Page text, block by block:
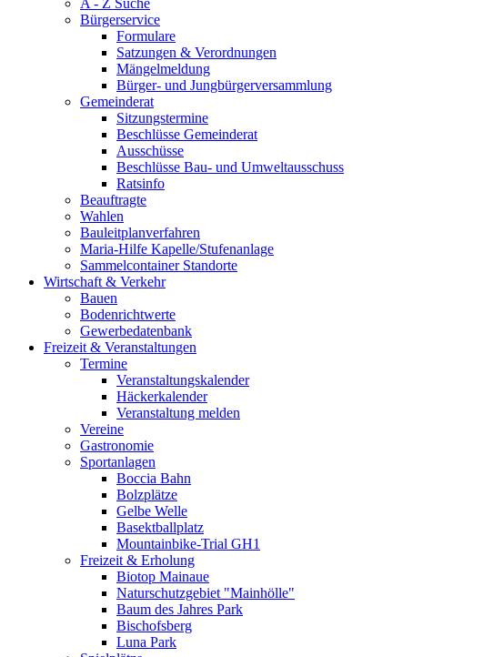
A - Z Suche
Bürgerservice
Formulare
Satzungen & Verordnungen
Mängelmeldung
Bürger- und Jungbürgerversammlung
Gemeinderat
Sitzungstermine
Beschlüsse Gemeinderat
Ausschüsse
Beschlüsse Bau- und Umweltausschuss
Ratsinfo
Beauftragte
Wahlen
Bauleitplanverfahren
Maria-Hilfe Kapelle/Stufenanlage
Sammelcontainer Standorte
Wirtschaft & Verkehr
Bauen
Bodenrichtwerte
Gewerbedatenbank
Freizeit & Veranstaltungen
Termine
Veranstaltungskalender
Häckerkalender
Veranstaltung melden
Vereine
Gastronomie
Sportanlagen
Boccia Bahn
Bolzplätze
Gelbe Welle
Basektballplatz
Mountainbike-Trial GH1
Freizeit & Erholung
Biotop Mainaue
Naturschutzgebiet "Mainhölle"
Baum des Jahres Park
Bischofsberg
Luna Park